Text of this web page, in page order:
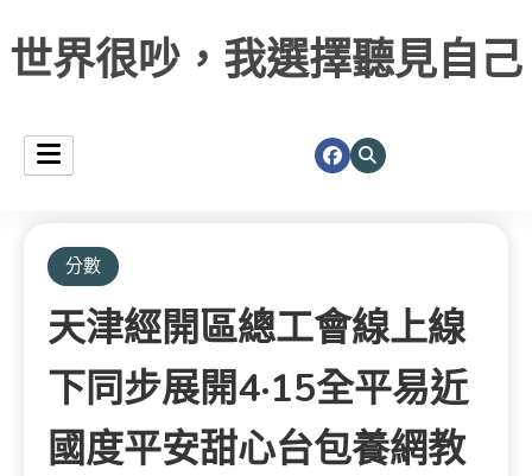
世界很吵，我選擇聽見自己
分數
天津經開區總工會線上線
下同步展開4·15全平易近
國度平安甜心台包養網教